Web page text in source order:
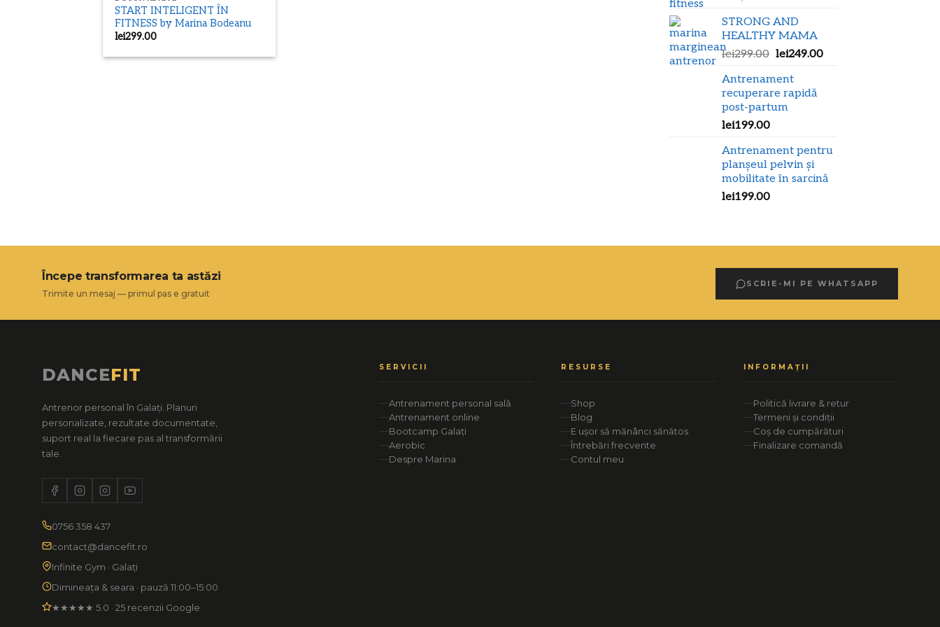
START INTELIGENT ÎN
FITNESS by Marina Bodeanu
lei299.00
a
fost:
lei1,190.00.
STRONG AND
HEALTHY MAMA
lei299.00 Prețul
a
fost:
lei299.00.
lei249.00Prețul
Antrenament
recuperare rapidă
post-partum
lei199.00
Antrenament pentru
planșeul pelvin și
mobilitate în sarcină
lei199.00
Începe transformarea ta astăzi
Trimite un mesaj — primul pas e gratuit
SCRIE-MI PE WHATSAPP
DANCEFIT
Antrenor personal în Galați. Planuri
personalizate, rezultate documentate,
suport real la fiecare pas al transformării
tale.
0756 358 437
contact@dancefit.ro
Infinite Gym · Galați
Dimineața & seara · pauză 11:00–15:00
★★★★★ 5.0 · 25 recenzii Google
SERVICII
Antrenament personal sală
Antrenament online
Bootcamp Galați
Aerobic
Despre Marina
RESURSE
Shop
Blog
E ușor să mănânci sănătos
Întrebări frecvente
Contul meu
INFORMAȚII
Politică livrare & retur
Termeni și condiții
Coș de cumpărături
Finalizare comandă